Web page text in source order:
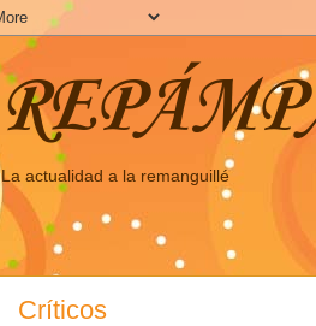
La actualidad a la remanguillé
Críticos